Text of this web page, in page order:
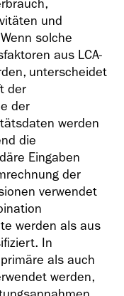
und
solche
aus LCA-
unterscheidet
der
der
werden
die
Eingaben
der
verwendet
werden als aus
In
als auch
werden,